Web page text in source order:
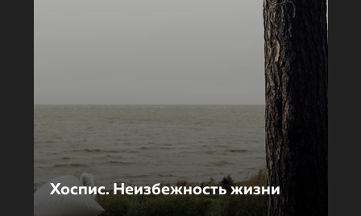
Хоспис. Неизбежность жизни